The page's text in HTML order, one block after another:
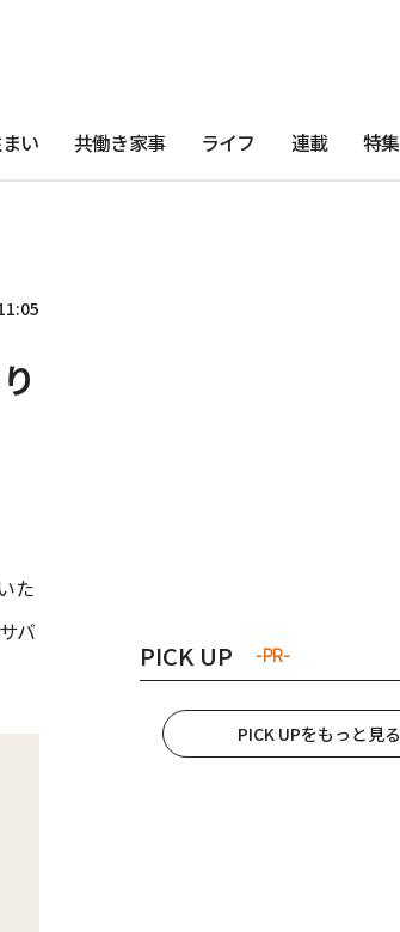
い 共働き家事 ライフ 連載 特集
た
バ
PICK UP -PR-
PICK UPをもっと見る